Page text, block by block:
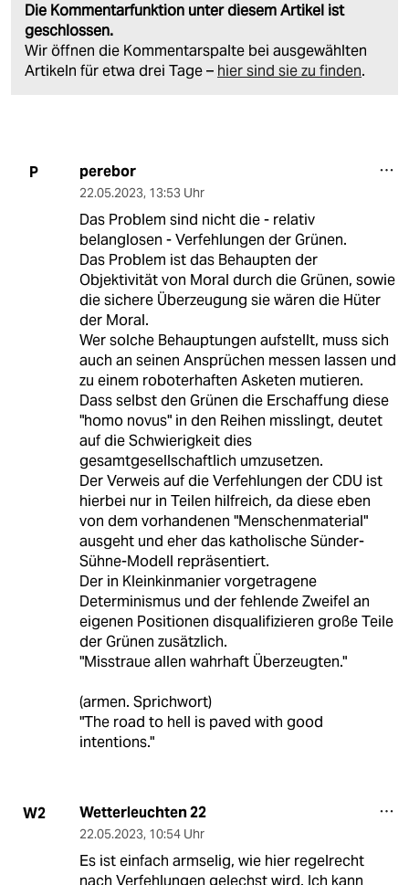
Die Kommentarfunktion unter diesem Artikel ist
geschlossen.
Wir öffnen die Kommentarspalte bei ausgewählten
Artikeln für etwa drei Tage – hier sind sie zu finden.
P perebor
22.05.2023, 13:53 Uhr
Das Problem sind nicht die - relativ
belanglosen - Verfehlungen der Grünen.
Das Problem ist das Behaupten der
Objektivität von Moral durch die Grünen, sowie
die sichere Überzeugung sie wären die Hüter
der Moral.
Wer solche Behauptungen aufstellt, muss sich
auch an seinen Ansprüchen messen lassen und
zu einem roboterhaften Asketen mutieren.
Dass selbst den Grünen die Erschaffung diese
"homo novus" in den Reihen misslingt, deutet
auf die Schwierigkeit dies
gesamtgesellschaftlich umzusetzen.
Der Verweis auf die Verfehlungen der CDU ist
hierbei nur in Teilen hilfreich, da diese eben
von dem vorhandenen "Menschenmaterial"
ausgeht und eher das katholische Sünder-
Sühne-Modell repräsentiert.
Der in Kleinkinmanier vorgetragene
Determinismus und der fehlende Zweifel an
eigenen Positionen disqualifizieren große Teile
der Grünen zusätzlich.
"Misstraue allen wahrhaft Überzeugten."
(armen. Sprichwort)
"The road to hell is paved with good
intentions."
W2 Wetterleuchten 22
22.05.2023, 10:54 Uhr
Es ist einfach armselig, wie hier regelrecht